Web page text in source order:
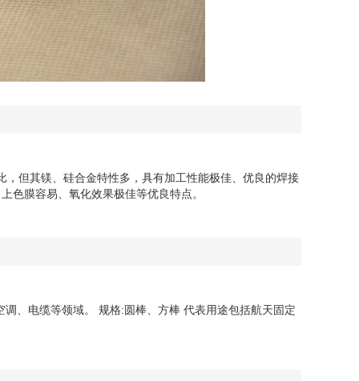
但其镁、硅合金特性多，具有加工性能极佳、优良的焊接
色膜容易、氧化效果极佳等优良特点。
、电缆等领域。 规格:圆棒、方棒 代表用途包括航天固定